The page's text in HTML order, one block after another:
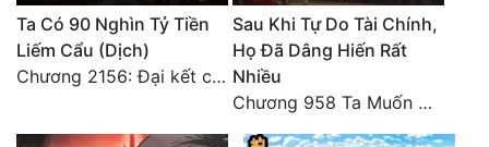
Ta Có 90 Nghìn Tỷ Tiền
Liếm Cẩu (Dịch)
Chương 2156: Đại kết cục!!!
Sau Khi Tự Do Tài Chính,
Họ Đã Dâng Hiến Rất
Nhiều
Chương 958 Ta Muốn Cùng Các Cô Vĩnh Viễn Ở Bên Nhau (2) Hết